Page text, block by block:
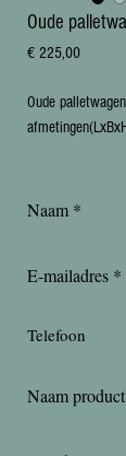
Oude
€ 225,00Prijs
Oude